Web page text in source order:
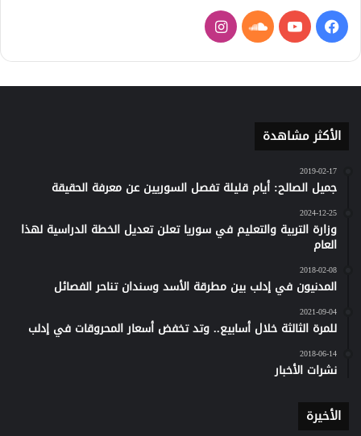
فيسبوكيوتيوبساوند
كلاود
انستقرام
الأكثر مشاهدة
2019-02-17
جميل الصالح: أيام قليلة تفصل السوريين عن معرفة الحقيقة
2024-12-25
وزارة التربية والتعليم في سوريا تعلن تعديل الخطة الدراسية لهذا
العام
2018-02-08
المدنيون في إدلب بين مطرقة الأسد وسندان تناحر الفصائل
2021-09-04
للمرة الثالثة خلال أسابيع.. وتد تخفض أسعار المحروقات في إدلب
2018-06-14
نشرات الأخبار
الأخيرة